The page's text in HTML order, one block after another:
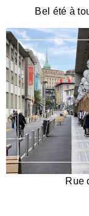
Bel été à
Rue